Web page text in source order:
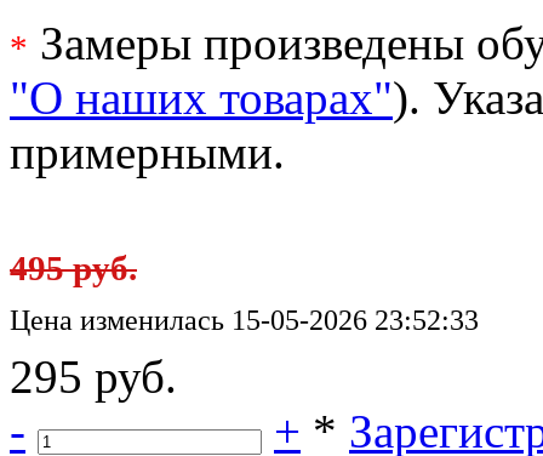
* Замеры произведены
"О наших товарах").
примерными.
495 руб.
Цена изменилась 15-05-2026 23:52:33
295 руб.
-
+ *